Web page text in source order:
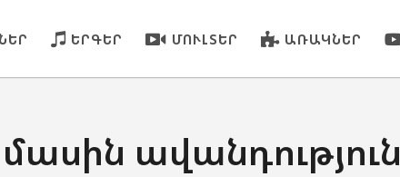
ԵՐԳԵՐ ՄՈՒԼՏԵՐ ԱՌԱԿՆԵՐ
ավանդություն